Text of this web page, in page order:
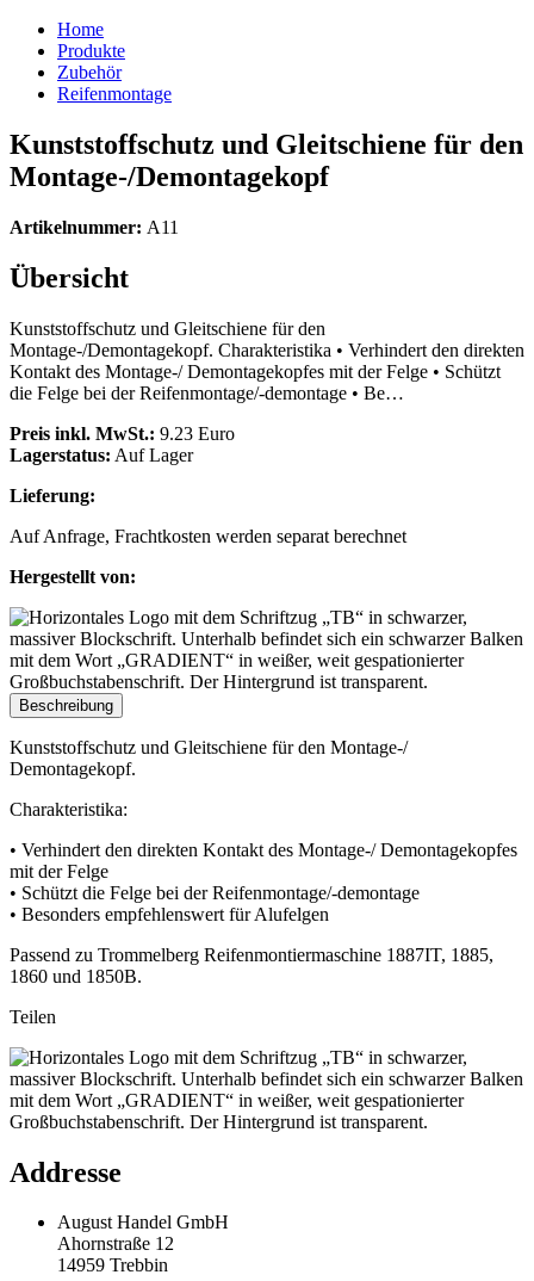
Home
Produkte
Zubehör
Reifenmontage
Kunststoffschutz und Gleitschiene für den
Montage-/Demontagekopf
Artikelnummer: A11
Übersicht
Kunststoffschutz und Gleitschiene für den
Montage-/Demontagekopf. Charakteristika • Verhindert den direkten
Kontakt des Montage-/ Demontagekopfes mit der Felge • Schützt
die Felge bei der Reifenmontage/-demontage • Be…
Preis inkl. MwSt.: 9.23 Euro
Lagerstatus: Auf Lager
Lieferung:
Auf Anfrage, Frachtkosten werden separat berechnet
Hergestellt von:
Beschreibung
Kunststoffschutz und Gleitschiene für den Montage-/
Demontagekopf.
Charakteristika:
• Verhindert den direkten Kontakt des Montage-/ Demontagekopfes
mit der Felge
• Schützt die Felge bei der Reifenmontage/-demontage
• Besonders empfehlenswert für Alufelgen
Passend zu Trommelberg Reifenmontiermaschine 1887IT, 1885,
1860 und 1850B.
Teilen
Addresse
August Handel GmbH
Ahornstraße 12
14959 Trebbin